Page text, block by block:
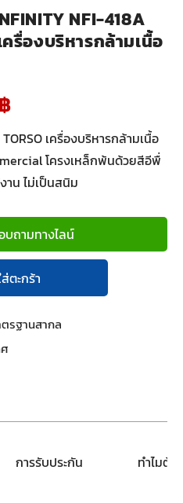
NFI-418A
ครื่องบริหารกล้ามเนื้อ
฿
เครื่องบริหารกล้ามเนื้อ
โครงเหล็กพ้นด้วยสีอีพื่
าน ไม่เป็นสนิม
ถามทางไลน์
ตะกร้า
รฐานสากล
การรับประกัน ทำไมต้